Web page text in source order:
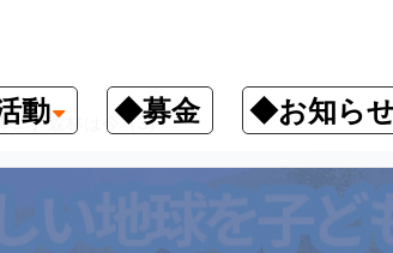
動 ◆募金 ◆お知ら
…】森林は今（3）